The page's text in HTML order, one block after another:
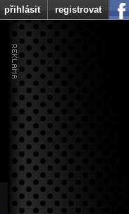
přihlásit registrovat